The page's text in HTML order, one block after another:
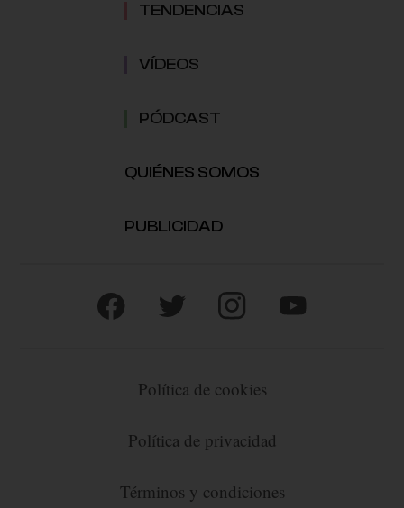
TENDENCIAS
VÍDEOS
PÓDCAST
QUIÉNES SOMOS
PUBLICIDAD
Política de cookies
Política de privacidad
Términos y condiciones